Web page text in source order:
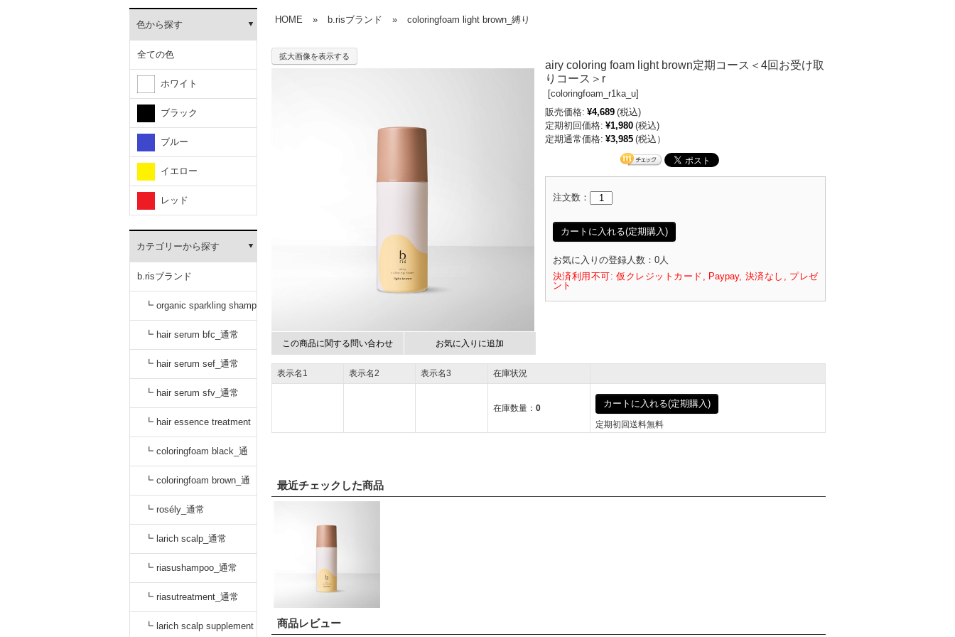
色から探す
全ての色
ホワイト
ブラック
ブルー
イエロー
レッド
カテゴリーから探す
b.risブランド
┗ organic sparkling shamp
oo_通常
┗ hair serum bfc_通常
┗ hair serum sef_通常
┗ hair serum sfv_通常
┗ hair essence treatment
dr_通常
┗ coloringfoam black_通
常
┗ coloringfoam brown_通
常
┗ rosély_通常
┗ larich scalp_通常
┗ riasushampoo_通常
┗ riasutreatment_通常
┗ larich scalp supplement
HOME » b.risブランド » coloringfoam light brown_縛り
拡大画像を表示する
この商品に関する問い合わせ お気に入りに追加
airy coloring foam light brown定期コース＜4回お受け取
りコース＞r
[coloringfoam_r1ka_u]
販売価格: ¥4,689 (税込)
定期初回価格: ¥1,980 (税込)
定期通常価格: ¥3,985 (税込）
注文数：
カートに入れる(定期購入)
お気に入りの登録人数：0人
決済利用不可: 仮クレジットカード, Paypay, 決済なし, プレゼ
ント
表示名1 表示名2 表示名3 在庫状況
在庫数量： 0 カートに入れる(定期購入)
定期初回送料無料
最近チェックした商品
商品レビュー